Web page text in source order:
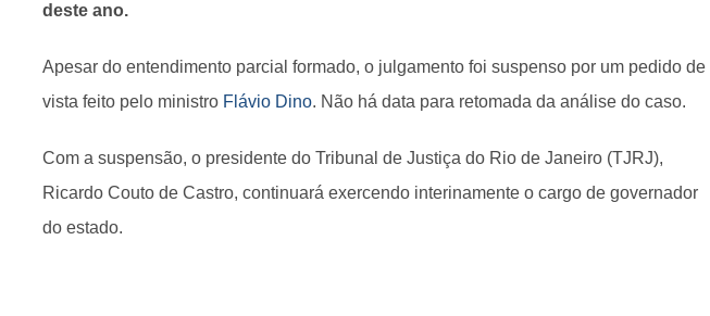
deste ano.
Apesar do entendimento parcial formado, o julgamento foi suspenso por um pedido de
vista feito pelo ministro Flávio Dino. Não há data para retomada da análise do caso.
Com a suspensão, o presidente do Tribunal de Justiça do Rio de Janeiro (TJRJ),
Ricardo Couto de Castro, continuará exercendo interinamente o cargo de governador
do estado.